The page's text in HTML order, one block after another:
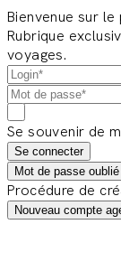
Bienvenue sur
Rubrique
voyages.
Se souvenir de
Se connecter
Mot de passe
Procédure de
Nouveau compte